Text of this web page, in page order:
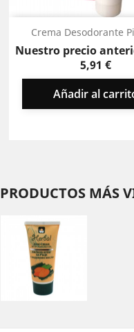
Crema Desodorante
Nuestro precio
5,91 €
Añadir al
Vista
PRODUCTOS MÁS